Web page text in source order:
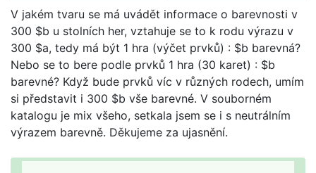
V jakém tvaru se má uvádět informace o barevnosti v
300 $b u stolních her, vztahuje se to k rodu výrazu v
300 $a, tedy má být 1 hra (výčet prvků) : $b barevná?
Nebo se to bere podle prvků 1 hra (30 karet) : $b
barevné? Když bude prvků víc v různých rodech, umím
si představit i 300 $b vše barevné. V souborném
katalogu je mix všeho, setkala jsem se i s neutrálním
výrazem barevně. Děkujeme za ujasnění.